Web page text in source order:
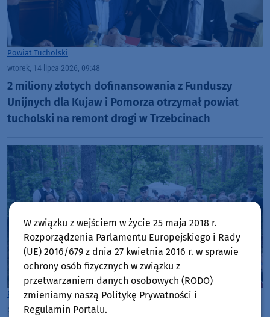
Powiat Tucholski
wtorek, 14 lipca 2026, 09:48
2 miliony złotych dofinansowania z Funduszy
Unijnych dla Kujaw i Pomorza otrzymał powiat
tucholski na remont drogi w Trzebcinach
Powiat Tucholski
poniedziałek, 6 lipca 2026, 08:48
W związku z wejściem w życie 25 maja 2018 r.
Rozporządzenia Parlamentu Europejskiego i Rady
(UE) 2016/679 z dnia 27 kwietnia 2016 r. w sprawie
ochrony osób fizycznych w związku z
przetwarzaniem danych osobowych (RODO)
zmieniamy naszą Politykę Prywatności i
Regulamin Portalu.